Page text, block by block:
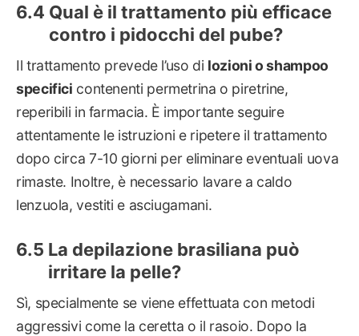
Qual è il trattamento più efficace
contro i pidocchi del pube?
Il trattamento prevede l’uso di lozioni o shampoo
specifici contenenti permetrina o piretrine,
reperibili in farmacia. È importante seguire
attentamente le istruzioni e ripetere il trattamento
dopo circa 7-10 giorni per eliminare eventuali uova
rimaste. Inoltre, è necessario lavare a caldo
lenzuola, vestiti e asciugamani.
La depilazione brasiliana può
irritare la pelle?
Sì, specialmente se viene effettuata con metodi
aggressivi come la ceretta o il rasoio. Dopo la